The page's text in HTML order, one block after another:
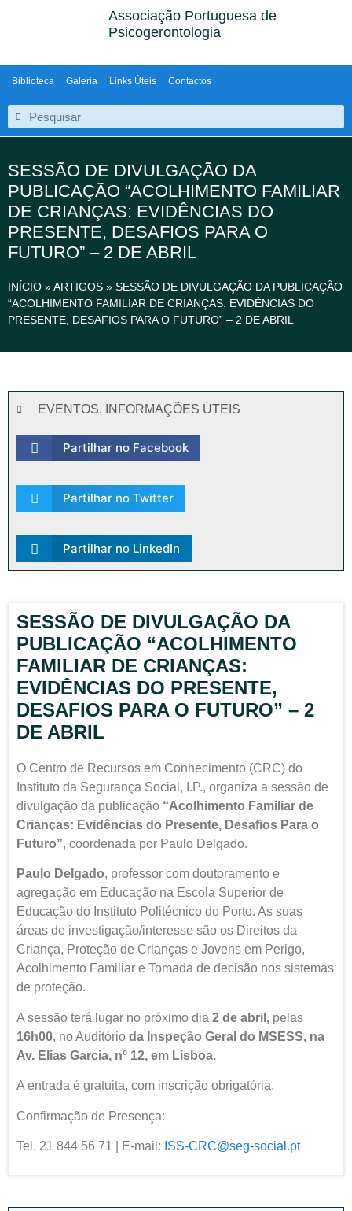
Associação Portuguesa de
Psicogerontologia
Biblioteca Galeria Links Úteis Contactos
SESSÃO DE DIVULGAÇÃO DA
PUBLICAÇÃO “ACOLHIMENTO FAMILIAR
DE CRIANÇAS: EVIDÊNCIAS DO
PRESENTE, DESAFIOS PARA O
FUTURO” – 2 DE ABRIL
INÍCIO »ARTIGOS » SESSÃO DE DIVULGAÇÃO DA PUBLICAÇÃO
“ACOLHIMENTO FAMILIAR DE CRIANÇAS: EVIDÊNCIAS DO
PRESENTE, DESAFIOS PARA O FUTURO” – 2 DE ABRIL
EVENTOS, INFORMAÇÕES ÚTEIS
Partilhar no Facebook
Partilhar no Twitter
Partilhar no LinkedIn
SESSÃO DE DIVULGAÇÃO DA
PUBLICAÇÃO “ACOLHIMENTO
FAMILIAR DE CRIANÇAS:
EVIDÊNCIAS DO PRESENTE,
DESAFIOS PARA O FUTURO” – 2
DE ABRIL
O Centro de Recursos em Conhecimento (CRC) do
Instituto da Segurança Social, I.P., organiza a sessão de
divulgação da publicação “Acolhimento Familiar de
Crianças: Evidências do Presente, Desafios Para o
Futuro”, coordenada por Paulo Delgado.
Paulo Delgado, professor com doutoramento e
agregação em Educação na Escola Superior de
Educação do Instituto Politécnico do Porto. As suas
áreas de investigação/interesse são os Direitos da
Criança, Proteção de Crianças e Jovens em Perigo,
Acolhimento Familiar e Tomada de decisão nos sistemas
de proteção.
A sessão terá lugar no próximo dia 2 de abril, pelas
16h00, no Auditório da Inspeção Geral do MSESS, na
Av. Elias Garcia, nº 12, em Lisboa.
A entrada é gratuita, com inscrição obrigatória.
Confirmação de Presença:
Tel. 21 844 56 71 | E-mail: ISS-CRC@seg-social.pt